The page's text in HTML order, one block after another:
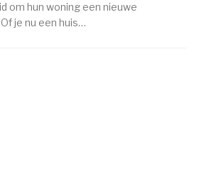
om hun woning een nieuwe
je nu een huis…